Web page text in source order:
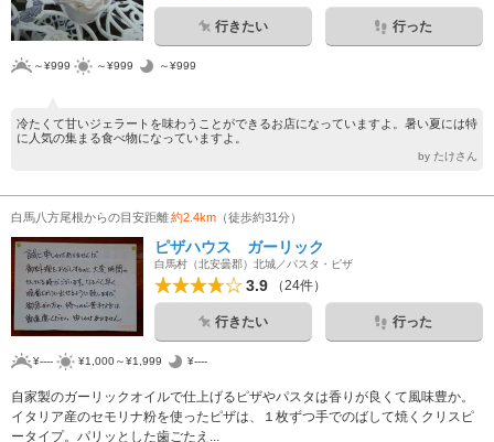
行きたい 行った
～¥999 ～¥999 ～¥999
冷たくて甘いジェラートを味わうことができるお店になっていますよ。暑い夏には特
に人気の集まる食べ物になっていますよ。
by たけさん
白馬八方尾根からの目安距離約2.4km （徒歩約31分）
ピザハウス ガーリック
白馬村（北安曇郡）北城／パスタ・ピザ
3.9 （24件）
行きたい 行った
¥---- ¥1,000～¥1,999 ¥----
自家製のガーリックオイルで仕上げるピザやパスタは香りが良くて風味豊か。
イタリア産のセモリナ粉を使ったピザは、１枚ずつ手でのばして焼くクリスピ
ータイプ。パリッとした歯ごたえ...